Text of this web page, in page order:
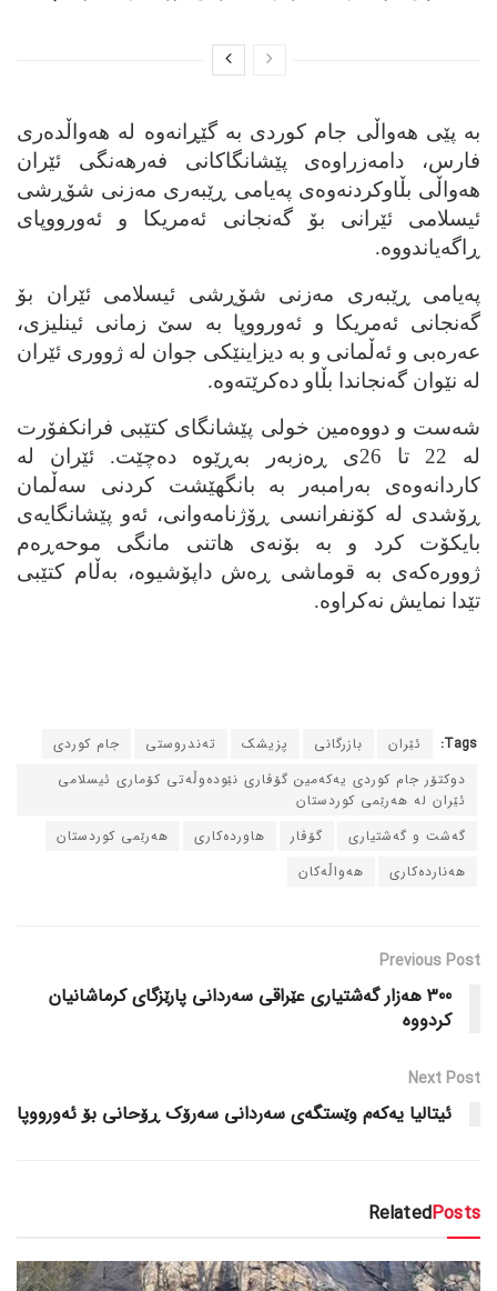
به‌ پێی هه‌واڵی جام کوردی به‌ گێڕانه‌وه‌ له‌ هه‌واڵده‌ری
فارس، دامه‌زراوه‌ی پێشانگاکانی فه‌رهه‌نگی ئێران
هه‌واڵی بڵاوکردنه‌وه‌ی په‌یامی ڕێبه‌ری مه‌زنی شۆڕشی
ئیسلامی ئێرانی بۆ گه‌نجانی ئه‌مریکا و ئه‌ورووپای
ڕاگه‌یاندووه‌.
په‌یامی ڕێبه‌ری مه‌زنی شۆڕشی ئیسلامی ئێران بۆ
گه‌نجانی ئه‌مریکا و ئه‌ورووپا به‌ سێ زمانی ئینلیزی،
عه‌ره‌بی و ئه‌ڵمانی و به‌ دیزاینێکی جوان له‌ ژووری ئێران
له‌ نێوان گه‌نجاندا بڵاو ده‌کرێته‌وه‌.
شه‌ست و دووه‌مین خولی پێشانگای کتێبی فرانکفۆرت
له‌ 22 تا 26ی ڕه‌زبه‌ر به‌ڕێوه‌ ده‌چێت. ئێران له‌
کاردانه‌وه‌ی به‌رامبه‌ر به‌ بانگهێشت کردنی سه‌ڵمان
ڕۆشدی له‌ کۆنفرانسی ڕۆژنامه‌وانی، ئه‌و پێشانگایه‌ی
بایکۆت کرد و به‌ بۆنه‌ی هاتنی مانگی موحه‌ڕه‌م
ژووره‌که‌ی به‌ قوماشی ڕه‌ش داپۆشیوه‌، به‌ڵام کتێبی
تێدا نمایش نه‌کراوه‌.
Tags: ئێران بازرگانی پزیشک ته‌ندروستی
جام کوردی
دوکتۆر جام کوردی یه‌که‌مین گۆڤاری نێوده‌وڵه‌تی کۆماری ئیسلامی
ئێران له‌ هه‌رێمی کوردستان
گه‌شت و گه‌شتیاری
گۆڤار هاورده‌کاری
هه‌رێمی کوردستان
هه‌نارده‌کاری
هه‌واڵه‌کان
Previous Post
300 هه‌زار گه‌شتیاری عێراقی سه‌ردانی پارێزگای کرماشانیان
کردووه‌
Next Post
ئیتالیا یه‌که‌م وێستگه‌ی سه‌ردانی سه‌رۆک ڕۆحانی بۆ ئه‌ورووپا
RelatedPosts